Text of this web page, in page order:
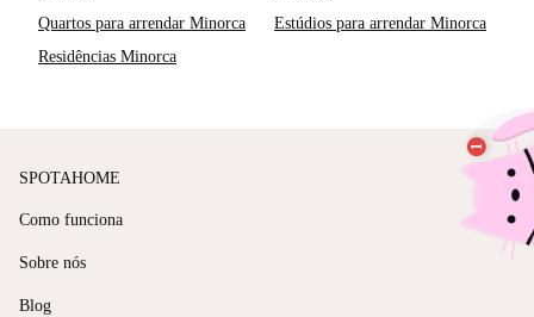
Quartos para arrendar Minorca
Estúdios para arrendar Minorca
Residências Minorca
SPOTAHOME
Como funciona
Sobre nós
Blog